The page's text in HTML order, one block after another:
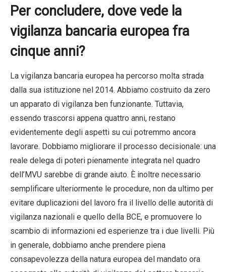
Per concludere, dove vede la
vigilanza bancaria europea fra
cinque anni?
La vigilanza bancaria europea ha percorso molta strada
dalla sua istituzione nel 2014. Abbiamo costruito da zero
un apparato di vigilanza ben funzionante. Tuttavia,
essendo trascorsi appena quattro anni, restano
evidentemente degli aspetti su cui potremmo ancora
lavorare. Dobbiamo migliorare il processo decisionale: una
reale delega di poteri pienamente integrata nel quadro
dell’MVU sarebbe di grande aiuto. È inoltre necessario
semplificare ulteriormente le procedure, non da ultimo per
evitare duplicazioni del lavoro fra il livello delle autorità di
vigilanza nazionali e quello della BCE, e promuovere lo
scambio di informazioni ed esperienze tra i due livelli. Più
in generale, dobbiamo anche prendere piena
consapevolezza della natura europea del mandato ora